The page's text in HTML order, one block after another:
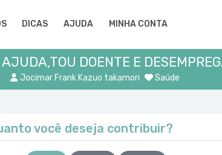
DICAS AJUDA MINHA CONTA
DOENTE E
Jocimar Frank Kazuo takamori Saúde
você deseja contribuir?